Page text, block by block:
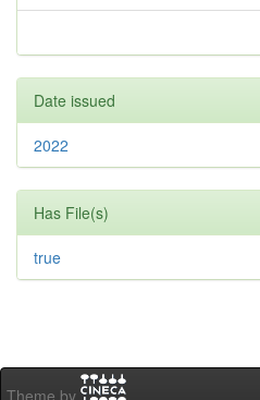
Date issued
2022
Has File(s)
true